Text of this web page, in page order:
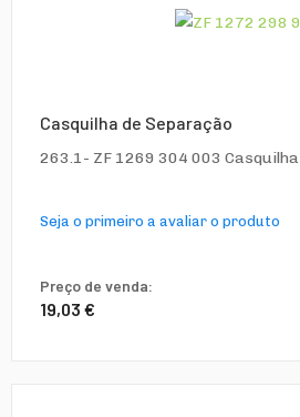
Casquilha de Separação
263.1- ZF 1269 304 003
Seja o primeiro a avaliar o produto
Preço de venda:
19,03 €